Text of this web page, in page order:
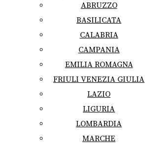
ABRUZZO
BASILICATA
CALABRIA
CAMPANIA
EMILIA ROMAGNA
FRIULI VENEZIA GIULIA
LAZIO
LIGURIA
LOMBARDIA
MARCHE